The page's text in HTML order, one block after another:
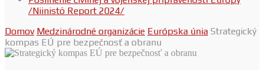
/Niinistö Report 2024/
Domov Medzinárodné organizácie Európska únia Strategický
kompas EÚ pre bezpečnosť a obranu